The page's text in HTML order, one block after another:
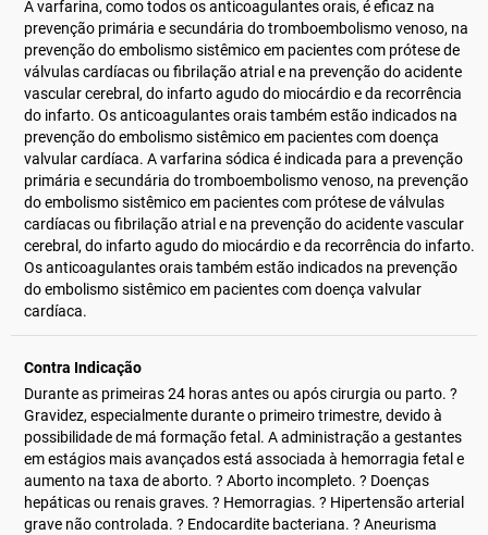
A varfarina, como todos os anticoagulantes orais, é eficaz na
prevenção primária e secundária do tromboembolismo venoso, na
prevenção do embolismo sistêmico em pacientes com prótese de
válvulas cardíacas ou fibrilação atrial e na prevenção do acidente
vascular cerebral, do infarto agudo do miocárdio e da recorrência
do infarto. Os anticoagulantes orais também estão indicados na
prevenção do embolismo sistêmico em pacientes com doença
valvular cardíaca. A varfarina sódica é indicada para a prevenção
primária e secundária do tromboembolismo venoso, na prevenção
do embolismo sistêmico em pacientes com prótese de válvulas
cardíacas ou fibrilação atrial e na prevenção do acidente vascular
cerebral, do infarto agudo do miocárdio e da recorrência do infarto.
Os anticoagulantes orais também estão indicados na prevenção
do embolismo sistêmico em pacientes com doença valvular
cardíaca.
Contra Indicação
Durante as primeiras 24 horas antes ou após cirurgia ou parto. ?
Gravidez, especialmente durante o primeiro trimestre, devido à
possibilidade de má formação fetal. A administração a gestantes
em estágios mais avançados está associada à hemorragia fetal e
aumento na taxa de aborto. ? Aborto incompleto. ? Doenças
hepáticas ou renais graves. ? Hemorragias. ? Hipertensão arterial
grave não controlada. ? Endocardite bacteriana. ? Aneurisma